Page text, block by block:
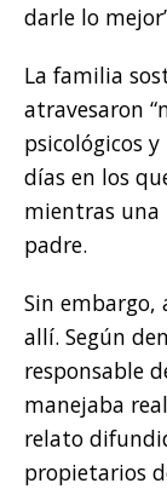
darle lo
La familia
atravesaron
psicológicos
días en los
mientras
padre.
Sin embargo,
allí. Según
responsable
manejaba
relato
propietarios